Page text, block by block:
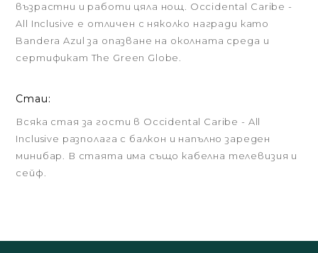
възрастни и работи цяла нощ. Occidental Caribe -
All Inclusive е отличен с няколко награди като
Bandera Azul за опазване на околната среда и
сертификат The Green Globe.
Стаи:
Всяка стая за гости в Occidental Caribe - All
Inclusive разполага с балкон и напълно зареден
минибар. В стаята има също кабелна телевизия и
сейф.